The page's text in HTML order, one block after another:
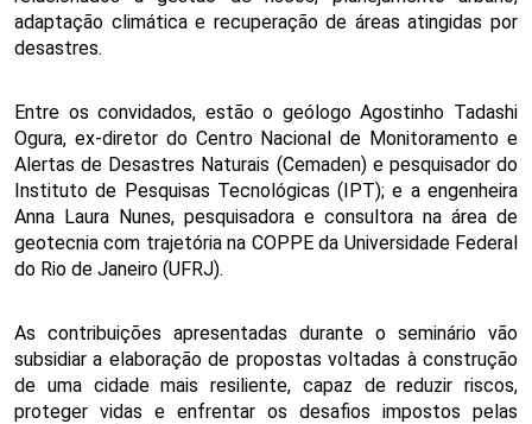
adaptação climática e recuperação de áreas atingidas por
desastres.
Entre os convidados, estão o geólogo Agostinho Tadashi
Ogura, ex-diretor do Centro Nacional de Monitoramento e
Alertas de Desastres Naturais (Cemaden) e pesquisador do
Instituto de Pesquisas Tecnológicas (IPT); e a engenheira
Anna Laura Nunes, pesquisadora e consultora na área de
geotecnia com trajetória na COPPE da Universidade Federal
do Rio de Janeiro (UFRJ).
As contribuições apresentadas durante o seminário vão
subsidiar a elaboração de propostas voltadas à construção
de uma cidade mais resiliente, capaz de reduzir riscos,
proteger vidas e enfrentar os desafios impostos pelas